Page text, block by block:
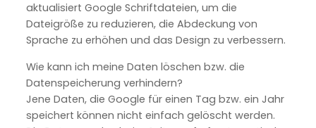
aktualisiert Google Schriftdateien, um die
Dateigröße zu reduzieren, die Abdeckung von
Sprache zu erhöhen und das Design zu verbessern.
Wie kann ich meine Daten löschen bzw. die
Datenspeicherung verhindern?
Jene Daten, die Google für einen Tag bzw. ein Jahr
speichert können nicht einfach gelöscht werden.